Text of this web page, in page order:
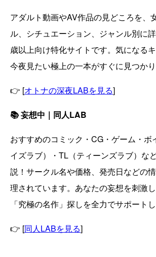
アダルト動画やAV作品の見どころを、
ル、シチュエーション、ジャンル別に
歳以上向け特化サイトです。気になるキ
今夜見たい極上の一本がすぐに見つかり
👉 [オトナの深夜LABを見る]
📚 妄想中｜同人LAB
おすすめのコミック・CG・ゲーム・ボ
イズラブ）・TL（ティーンズラブ）な
説！サークル名や価格、発売日などの
理されています。あなたの妄想を刺激
「究極の名作」探しを全力でサポートし
👉 [同人LABを見る]